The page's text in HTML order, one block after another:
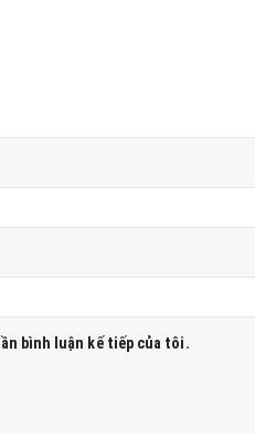
bình luận kế tiếp của tôi.